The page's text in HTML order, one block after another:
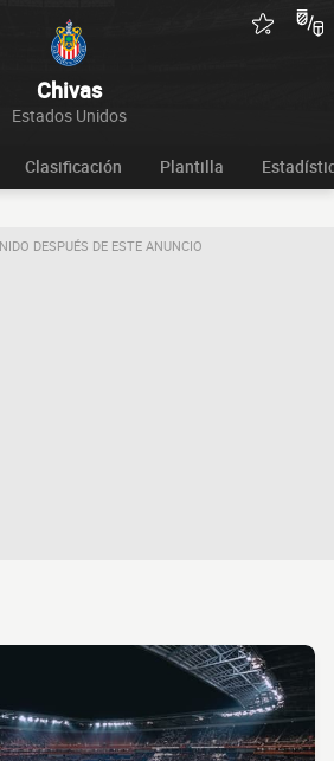
Chivas
Estados Unidos
Clasificación Plantilla
DESPUÉS DE ESTE ANUNCIO